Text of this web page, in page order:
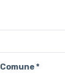
Comune *